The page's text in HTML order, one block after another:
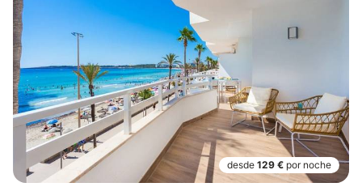
desde 129 € por noche